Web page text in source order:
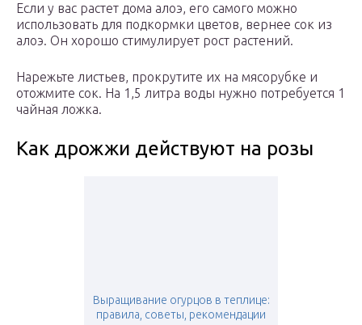
Если у вас растет дома алоэ, его самого можно
использовать для подкормки цветов, вернее сок из
алоэ. Он хорошо стимулирует рост растений.
Нарежьте листьев, прокрутите их на мясорубке и
отожмите сок. На 1,5 литра воды нужно потребуется 1
чайная ложка.
Как дрожжи действуют на розы
Выращивание огурцов в теплице:
правила, советы, рекомендации